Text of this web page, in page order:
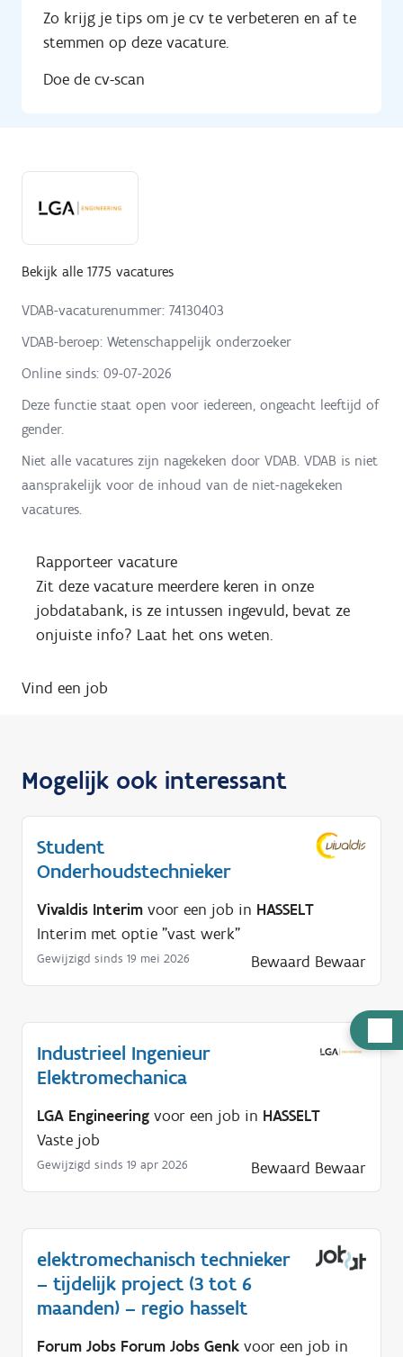
u
d
Zo krijg je tips om je cv te verbeteren en af te
stemmen op deze vacature.
Doe de cv-scan
Bekijk alle 1775 vacatures
VDAB-vacaturenummer: 74130403
VDAB-beroep: Wetenschappelijk onderzoeker
Online sinds: 09-07-2026
Deze functie staat open voor iedereen, ongeacht leeftijd of
gender.
Niet alle vacatures zijn nagekeken door VDAB. VDAB is niet
aansprakelijk voor de inhoud van de niet-nagekeken
vacatures.
Rapporteer vacature
Zit deze vacature meerdere keren in onze
jobdatabank, is ze intussen ingevuld, bevat ze
onjuiste info? Laat het ons weten.
Vind een job
Mogelijk ook interessant
Student
Onderhoudstechnieker
Vivaldis Interim voor een job in HASSELT
Interim met optie "vast werk"
Gewijzigd sinds 19 mei 2026 Bewaard Bewaar
Industrieel Ingenieur
Elektromechanica
LGA Engineering voor een job in HASSELT
Vaste job
Gewijzigd sinds 19 apr 2026 Bewaard Bewaar
elektromechanisch technieker
– tijdelijk project (3 tot 6
maanden) – regio hasselt
Forum Jobs Forum Jobs Genk voor een job in